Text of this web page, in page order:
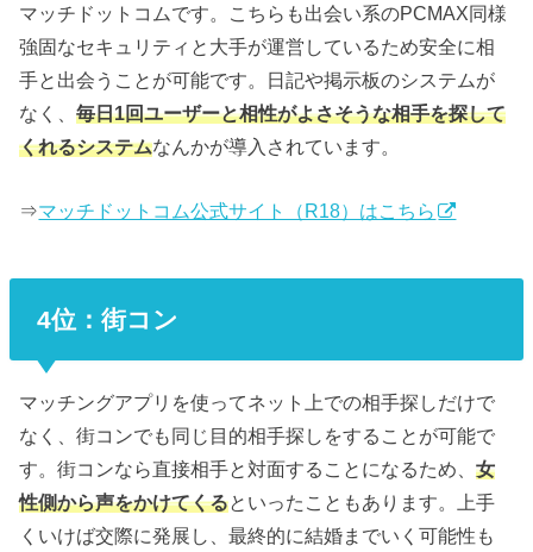
マッチドットコムです。こちらも出会い系のPCMAX同様
強固なセキュリティと大手が運営しているため安全に相
手と出会うことが可能です。日記や掲示板のシステムが
なく、毎日1回ユーザーと相性がよさそうな相手を探して
くれるシステムなんかが導入されています。
⇒マッチドットコム公式サイト（R18）はこちら
4位：街コン
マッチングアプリを使ってネット上での相手探しだけで
なく、街コンでも同じ目的相手探しをすることが可能で
す。街コンなら直接相手と対面することになるため、女
性側から声をかけてくるといったこともあります。上手
くいけば交際に発展し、最終的に結婚までいく可能性も